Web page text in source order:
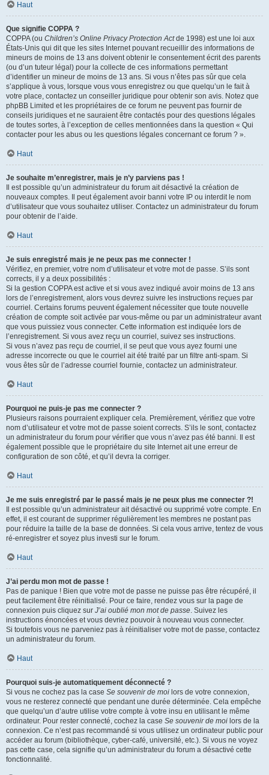
Haut
Que signifie COPPA ?
COPPA (ou Children’s Online Privacy Protection Actde 1998) est une loi aux
États-Unis qui dit que les sites Internet pouvant recueillir des informations de
mineurs de moins de 13 ans doivent obtenir le consentement écrit des parents
(ou d’un tuteur légal) pour la collecte de ces informations permettant
d’identifier un mineur de moins de 13 ans. Si vous n’êtes pas sûr que cela
s’applique à vous, lorsque vous vous enregistrez ou que quelqu’un le fait à
votre place, contactez un conseiller juridique pour obtenir son avis. Notez que
phpBB Limited et les propriétaires de ce forum ne peuvent pas fournir de
conseils juridiques et ne sauraient être contactés pour des questions légales
de toutes sortes, à l’exception de celles mentionnées dans la question « Qui
contacter pour les abus ou les questions légales concernant ce forum ? ».
Haut
Je souhaite m’enregistrer, mais je n’y parviens pas !
Il est possible qu’un administrateur du forum ait désactivé la création de
nouveaux comptes. Il peut également avoir banni votre IP ou interdit le nom
d’utilisateur que vous souhaitez utiliser. Contactez un administrateur du forum
pour obtenir de l’aide.
Haut
Je suis enregistré mais je ne peux pas me connecter !
Vérifiez, en premier, votre nom d’utilisateur et votre mot de passe. S’ils sont
corrects, il y a deux possibilités :
Si la gestion COPPA est active et si vous avez indiqué avoir moins de 13 ans
lors de l’enregistrement, alors vous devrez suivre les instructions reçues par
courriel. Certains forums peuvent également nécessiter que toute nouvelle
création de compte soit activée par vous-même ou par un administrateur avant
que vous puissiez vous connecter. Cette information est indiquée lors de
l’enregistrement. Si vous avez reçu un courriel, suivez ses instructions.
Si vous n’avez pas reçu de courriel, il se peut que vous ayez fourni une
adresse incorrecte ou que le courriel ait été traité par un filtre anti-spam. Si
vous êtes sûr de l’adresse courriel fournie, contactez un administrateur.
Haut
Pourquoi ne puis-je pas me connecter ?
Plusieurs raisons pourraient expliquer cela. Premièrement, vérifiez que votre
nom d’utilisateur et votre mot de passe soient corrects. S’ils le sont, contactez
un administrateur du forum pour vérifier que vous n’avez pas été banni. Il est
également possible que le propriétaire du site Internet ait une erreur de
configuration de son côté, et qu’il devra la corriger.
Haut
Je me suis enregistré par le passé mais je ne peux plus me connecter ?!
Il est possible qu’un administrateur ait désactivé ou supprimé votre compte. En
effet, il est courant de supprimer régulièrement les membres ne postant pas
pour réduire la taille de la base de données. Si cela vous arrive, tentez de vous
ré-enregistrer et soyez plus investi sur le forum.
Haut
J’ai perdu mon mot de passe !
Pas de panique ! Bien que votre mot de passe ne puisse pas être récupéré, il
peut facilement être réinitialisé. Pour ce faire, rendez vous sur la page de
connexion puis cliquez sur J’ai oublié mon mot de passe. Suivez les
instructions énoncées et vous devriez pouvoir à nouveau vous connecter.
Si toutefois vous ne parveniez pas à réinitialiser votre mot de passe, contactez
un administrateur du forum.
Haut
Pourquoi suis-je automatiquement déconnecté ?
Si vous ne cochez pas la case Se souvenir de moi lors de votre connexion,
vous ne resterez connecté que pendant une durée déterminée. Cela empêche
que quelqu’un d’autre utilise votre compte à votre insu en utilisant le même
ordinateur. Pour rester connecté, cochez la case Se souvenir de moi lors de la
connexion. Ce n’est pas recommandé si vous utilisez un ordinateur public pour
accéder au forum (bibliothèque, cyber-café, université, etc.). Si vous ne voyez
pas cette case, cela signifie qu’un administrateur du forum a désactivé cette
fonctionnalité.